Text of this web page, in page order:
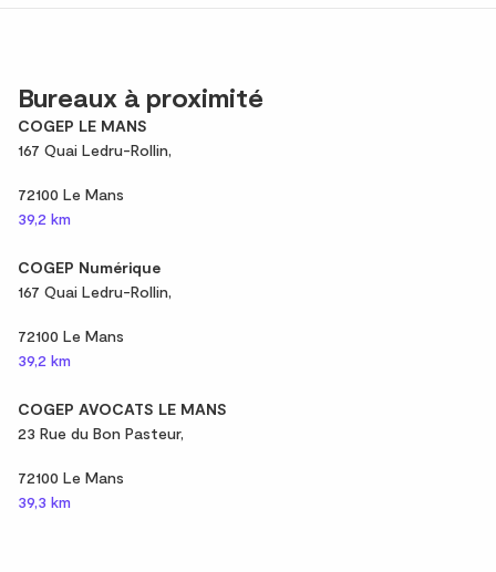
Bureaux à proximité
COGEP LE MANS
167 Quai Ledru-Rollin,
72100 Le Mans
39,2 km
COGEP Numérique
167 Quai Ledru-Rollin,
72100 Le Mans
39,2 km
COGEP AVOCATS LE MANS
23 Rue du Bon Pasteur,
72100 Le Mans
39,3 km